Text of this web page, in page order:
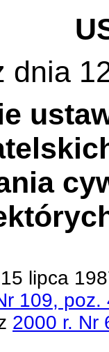
dnia
lipca
109, poz.
2000 r. Nr